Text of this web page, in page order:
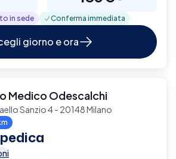
in sede Conferma immediata
giorno e ora
Medico Odescalchi
Sanzio 4 - 20148 Milano